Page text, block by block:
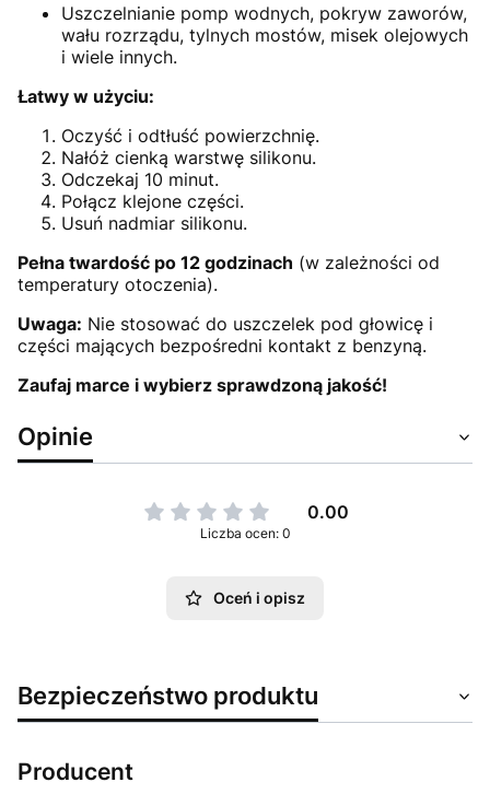
Uszczelnianie pomp wodnych, pokryw zaworów,
wału rozrządu, tylnych mostów, misek olejowych
i wiele innych.
Łatwy w użyciu:
Oczyść i odtłuść powierzchnię.
Nałóż cienką warstwę silikonu.
Odczekaj 10 minut.
Połącz klejone części.
Usuń nadmiar silikonu.
Pełna twardość po 12 godzinach (w zależności od
temperatury otoczenia).
Uwaga: Nie stosować do uszczelek pod głowicę i
części mających bezpośredni kontakt z benzyną.
Zaufaj marce i wybierz sprawdzoną jakość!
Opinie
0.00
Liczba ocen: 0
Oceń i opisz
Bezpieczeństwo produktu
Producent